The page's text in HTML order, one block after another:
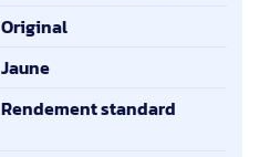
Original
Jaune
Rendement standard